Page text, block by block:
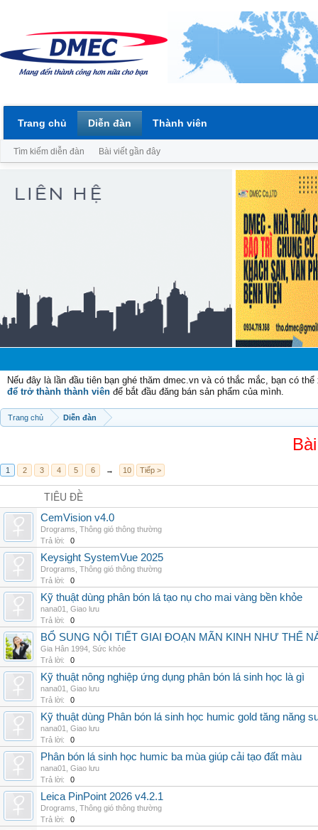
Nếu đây là lần đầu tiên bạn ghé thăm dmec.vn và có thắc mắc, bạn có
để trở thành thành viên để bắt đầu đăng bán sản phẩm của mình.
Trang chủ Diễn đàn
1 2 3 4 5 6 → 10 Tiếp >
TIÊU ĐỀ
CemVision v4.0
Drograms Thông gió thông thường
Trả lời:
0
Keysight SystemVue 2025
Drograms Thông gió thông thường
Trả lời:
0
Kỹ thuật dùng phân bón lá tạo nụ cho mai vàng bền khỏe
nana01
Giao lưu
Trả lời:
0
BỔ SUNG NỘI TIẾT GIAI ĐOẠN MÃN KINH NHƯ THẾ
Gia Hân 1994 Sức khỏe
Trả lời:
0
Kỹ thuật nông nghiệp ứng dụng phân bón lá sinh học là gì
nana01
Giao lưu
Trả lời:
0
Kỹ thuật dùng Phân bón lá sinh học humic gold tăng năng
nana01
Giao lưu
Trả lời:
0
Phân bón lá sinh học humic ba mùa giúp cải tạo đất màu
nana01
Giao lưu
Trả lời:
0
Leica PinPoint 2026 v4.2.1
Drograms Thông gió thông thường
Trả lời:
0
Trang chủ Diễn đàn
Tìm kiếm diễn đàn Bài viết gần đây
Thành viên